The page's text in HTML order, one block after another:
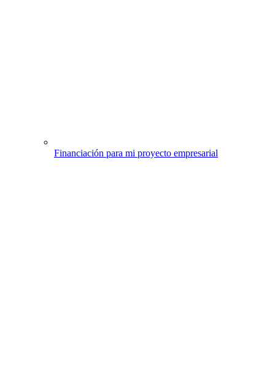
Financiación para mi proyecto empresarial